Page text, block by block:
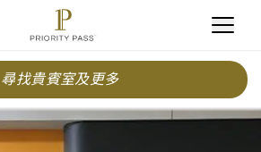
尋找貴賓室及更多